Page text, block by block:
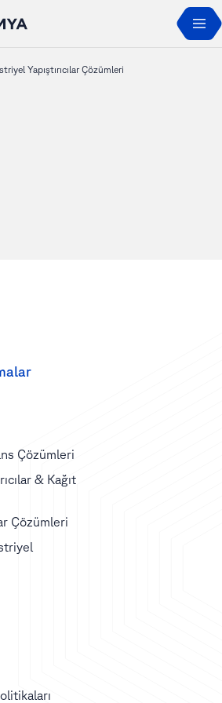
Yapıştırıcılar Çözümleri
Çözümleri
& Kağıt
Çözümleri